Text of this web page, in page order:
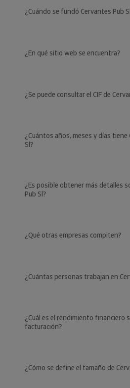
¿Cuándo se fundó Cervantes Pub
¿En qué sitio web se encuentra?
¿Se puede consultar el CIF de
¿Cuántos años, meses y días tiene
Sl?
¿Es posible obtener más detalles
Pub Sl?
¿Qué otras empresas compiten?
¿Cuántas personas trabajan en
¿Cuál es el rendimiento financiero
facturación?
¿Cómo se define el tamaño de